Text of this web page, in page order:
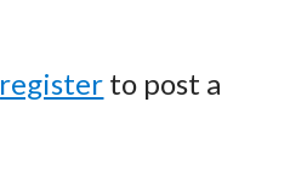
register to post a